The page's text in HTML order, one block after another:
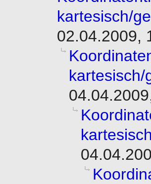
kartesisch/
02.04.2009,
kartesisch/